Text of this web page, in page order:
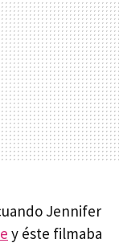
Jennifer
y éste filmaba